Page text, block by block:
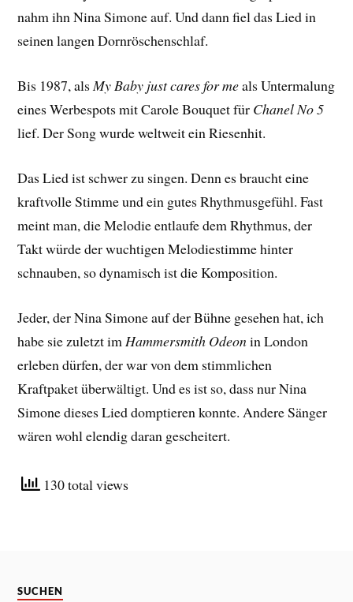
nahm ihn Nina Simone auf. Und dann fiel das Lied in
seinen langen Dornröschenschlaf.
Bis 1987, alsMy Baby just cares for meals Untermalung
eines Werbespots mit Carole Bouquet für Chanel No 5
lief. Der Song wurde weltweit ein Riesenhit.
Das Lied ist schwer zu singen. Denn es braucht eine
kraftvolle Stimme und ein gutes Rhythmusgefühl. Fast
meint man, die Melodie entlaufe dem Rhythmus, der
Takt würde der wuchtigen Melodiestimme hinter
schnauben, so dynamisch ist die Komposition.
Jeder, der Nina Simone auf der Bühne gesehen hat, ich
habe sie zuletzt im Hammersmith Odeonin London
erleben dürfen, der war von dem stimmlichen
Kraftpaket überwältigt. Und es ist so, dass nur Nina
Simone dieses Lied domptieren konnte. Andere Sänger
wären wohl elendig daran gescheitert.
130 total views
SUCHEN